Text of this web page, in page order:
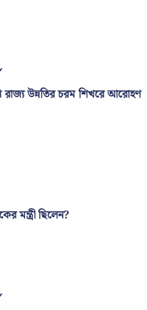
রাজ্য উন্নতির চরম শিখরে আরোহণ
মন্ত্রী ছিলেন?